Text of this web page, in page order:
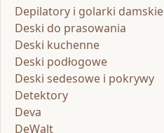
Depilatory i golarki damskie
Deski do prasowania
Deski kuchenne
Deski podłogowe
Deski sedesowe i pokrywy
Detektory
Deva
DeWalt